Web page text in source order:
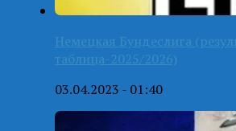
Немецкая Бундеслига
таблица-2025/2026)
03.04.2023 - 01:40